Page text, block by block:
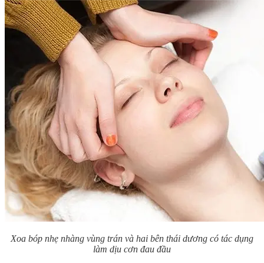
Xoa bóp nhẹ nhàng vùng trán và hai bên thái dương có tác dụng
làm dịu cơn đau đầu